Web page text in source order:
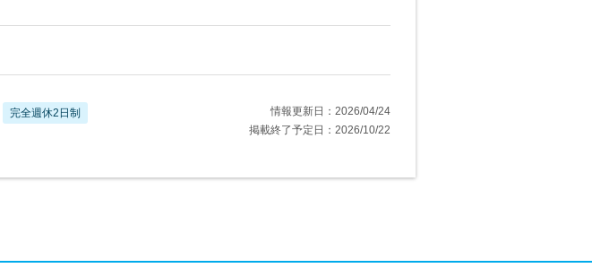
完全週休2日制
情報更新日：2026/04/24
掲載終了予定日：2026/10/22